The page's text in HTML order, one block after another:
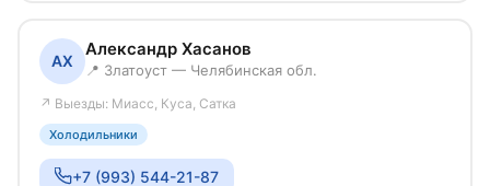
АХ
Александр Хасанов
📍 Златоуст — Челябинская обл.
↗ Выезды: Миасс, Куса, Сатка
Холодильники
+7 (993) 544-21-87